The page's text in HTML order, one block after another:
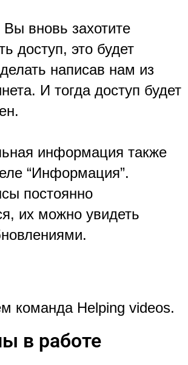
вновь захотите
доступ, это будет
написав нам из
И тогда доступ будет
информация также
“Информация”.
постоянно
их можно увидеть
команда Helping videos.
в работе